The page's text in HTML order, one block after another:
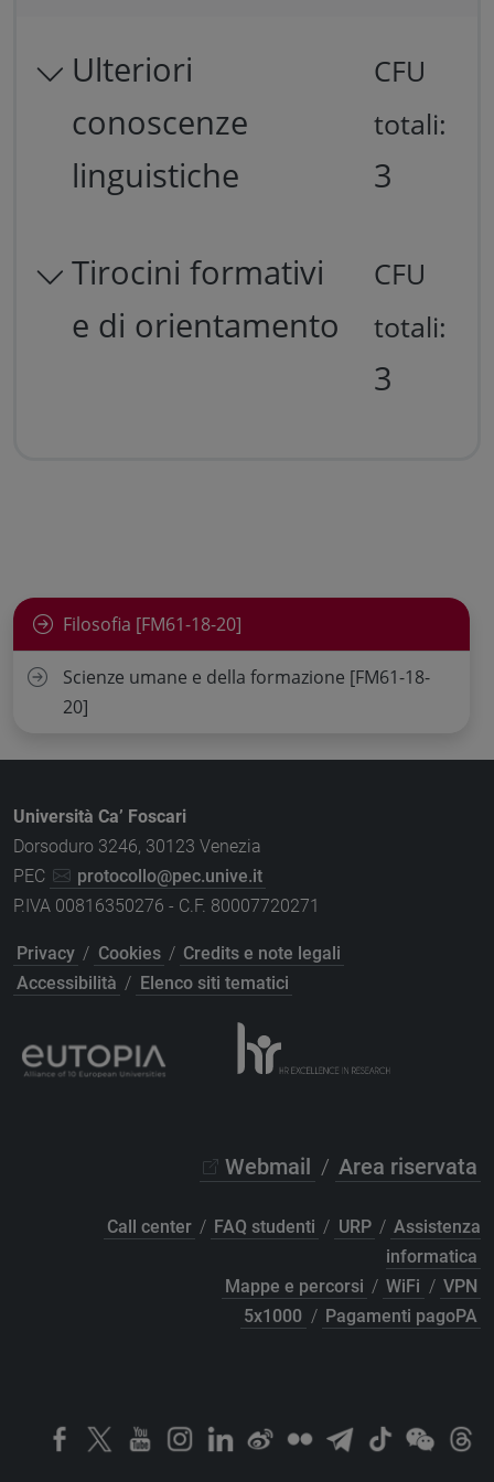
Ulteriori
conoscenze
linguistiche
CFU
totali:
3
Tirocini formativi
e di orientamento
CFU
totali:
3
Filosofia [FM61-18-20]
Scienze umane e della formazione [FM61-18-
20]
Università Ca’ Foscari
Dorsoduro 3246, 30123 Venezia
PEC
protocollo@pec.unive.it
P.IVA 00816350276 - C.F. 80007720271
Privacy / Cookies / Credits e note legali
Accessibilità / Elenco siti tematici
Webmail / Area riservata
Call center / FAQ studenti / URP / Assistenza
informatica
Mappe e percorsi / WiFi / VPN
5x1000 / Pagamenti pagoPA